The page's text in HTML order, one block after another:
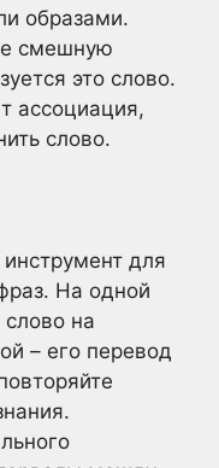
образами.
смешную
это слово.
ассоциация,
слово.
для
На одной
на
– его перевод